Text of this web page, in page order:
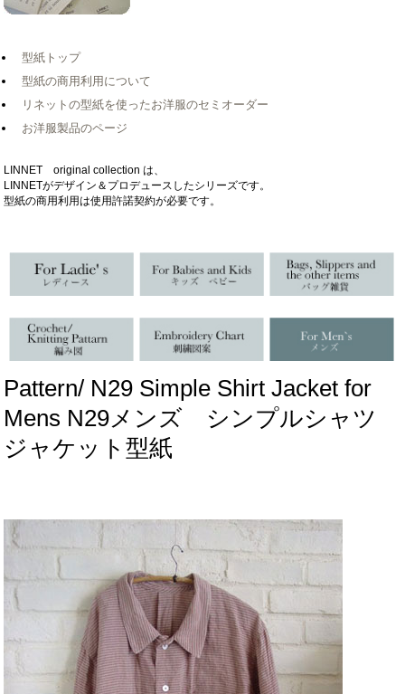
型紙トップ
型紙の商用利用について
リネットの型紙を使ったお洋服のセミオーダー
お洋服製品のページ
LINNET original collection は、
LINNETがデザイン＆プロデュースしたシリーズです。
型紙の商用利用は使用許諾契約が必要です。
Pattern/ N29 Simple Shirt Jacket for
Mens N29メンズ シンプルシャツ
ジャケット型紙